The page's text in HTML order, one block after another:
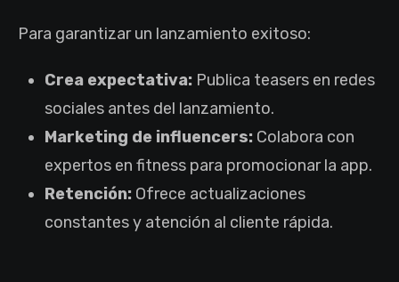
Para garantizar un lanzamiento exitoso:
Crea expectativa: Publica teasers en redes
sociales antes del lanzamiento.
Marketing de influencers: Colabora con
expertos en fitness para promocionar la app.
Retención: Ofrece actualizaciones
constantes y atención al cliente rápida.